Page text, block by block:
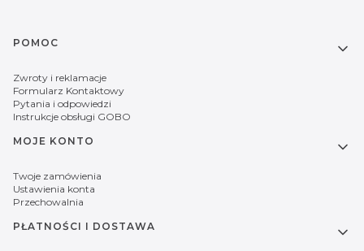
Linki w stopce
POMOC
Zwroty i reklamacje
Formularz Kontaktowy
Pytania i odpowiedzi
Instrukcje obsługi GOBO
MOJE KONTO
Twoje zamówienia
Ustawienia konta
Przechowalnia
PŁATNOŚCI I DOSTAWA